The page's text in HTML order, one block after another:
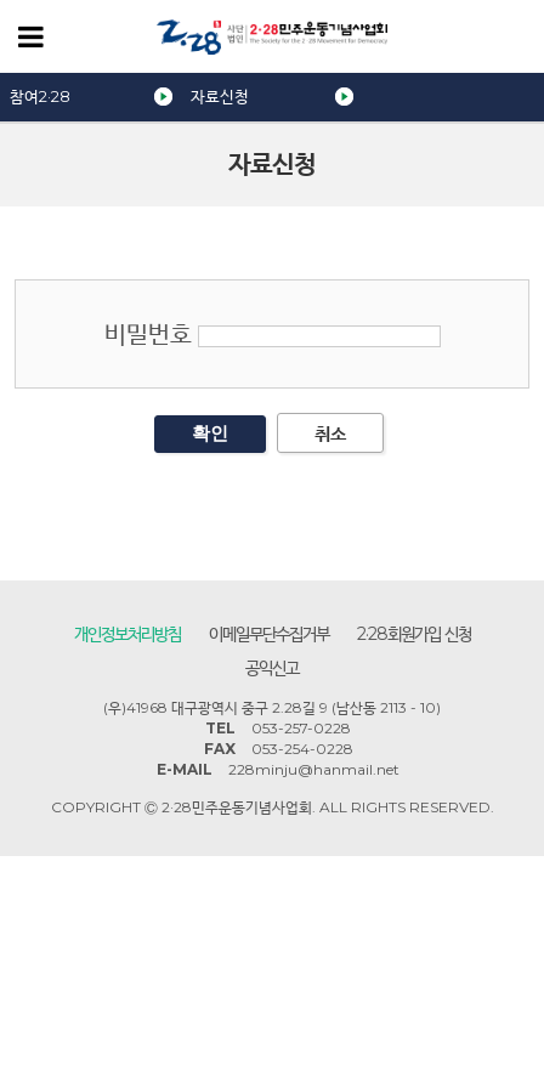
자료신청
참여2·28 자료신청
비밀번호
확인 취소
개인정보처리방침 이메일무단수집거부
2·28회원가입 신청
공익신고
(우)41968 대구광역시 중구 2.28길 9 (남산동 2113 - 10)
TEL
053-257-0228
FAX
053-254-0228
E-MAIL
228minju@hanmail.net
COPYRIGHT Ⓒ 2·28민주운동기념사업회. ALL RIGHTS RESERVED.